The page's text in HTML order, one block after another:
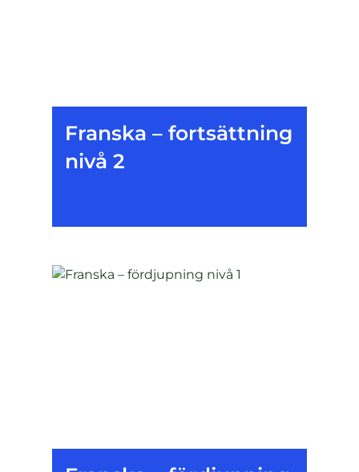
Franska – fortsättning
nivå 2